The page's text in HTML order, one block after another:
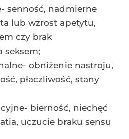
senność, nadmierne
lub wzrost apetytu,
czy brak
seksem;
obniżenie nastroju,
płaczliwość, stany
bierność, niechęć
uczucie braku sensu